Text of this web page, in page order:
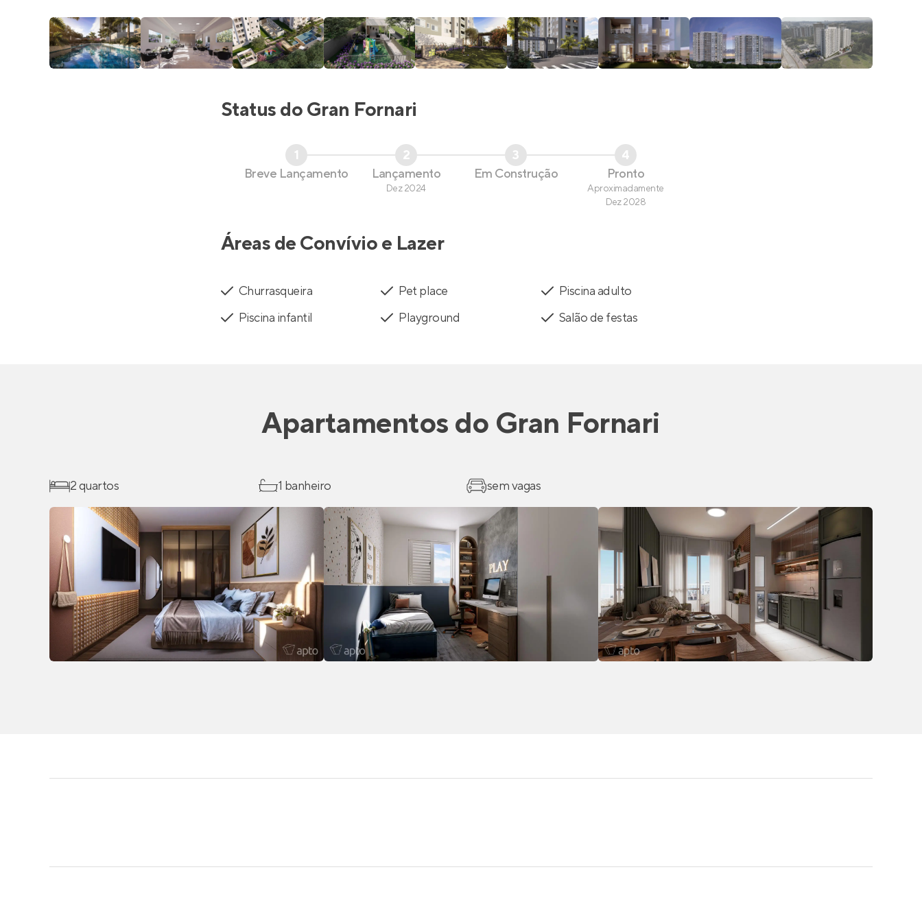
Status doGran Fornari
1
Breve Lançamento
2
Lançamento
Dez 2024
3
Em Construção
4
Pronto
Aproximadamente
Dez 2028
Áreas de Convívio e Lazer
Churrasqueira Pet place
Piscina adulto
Piscina infantil
Playground Salão de festas
Apartamentos do Gran Fornari
2 quartos 1 banheiro sem vagas